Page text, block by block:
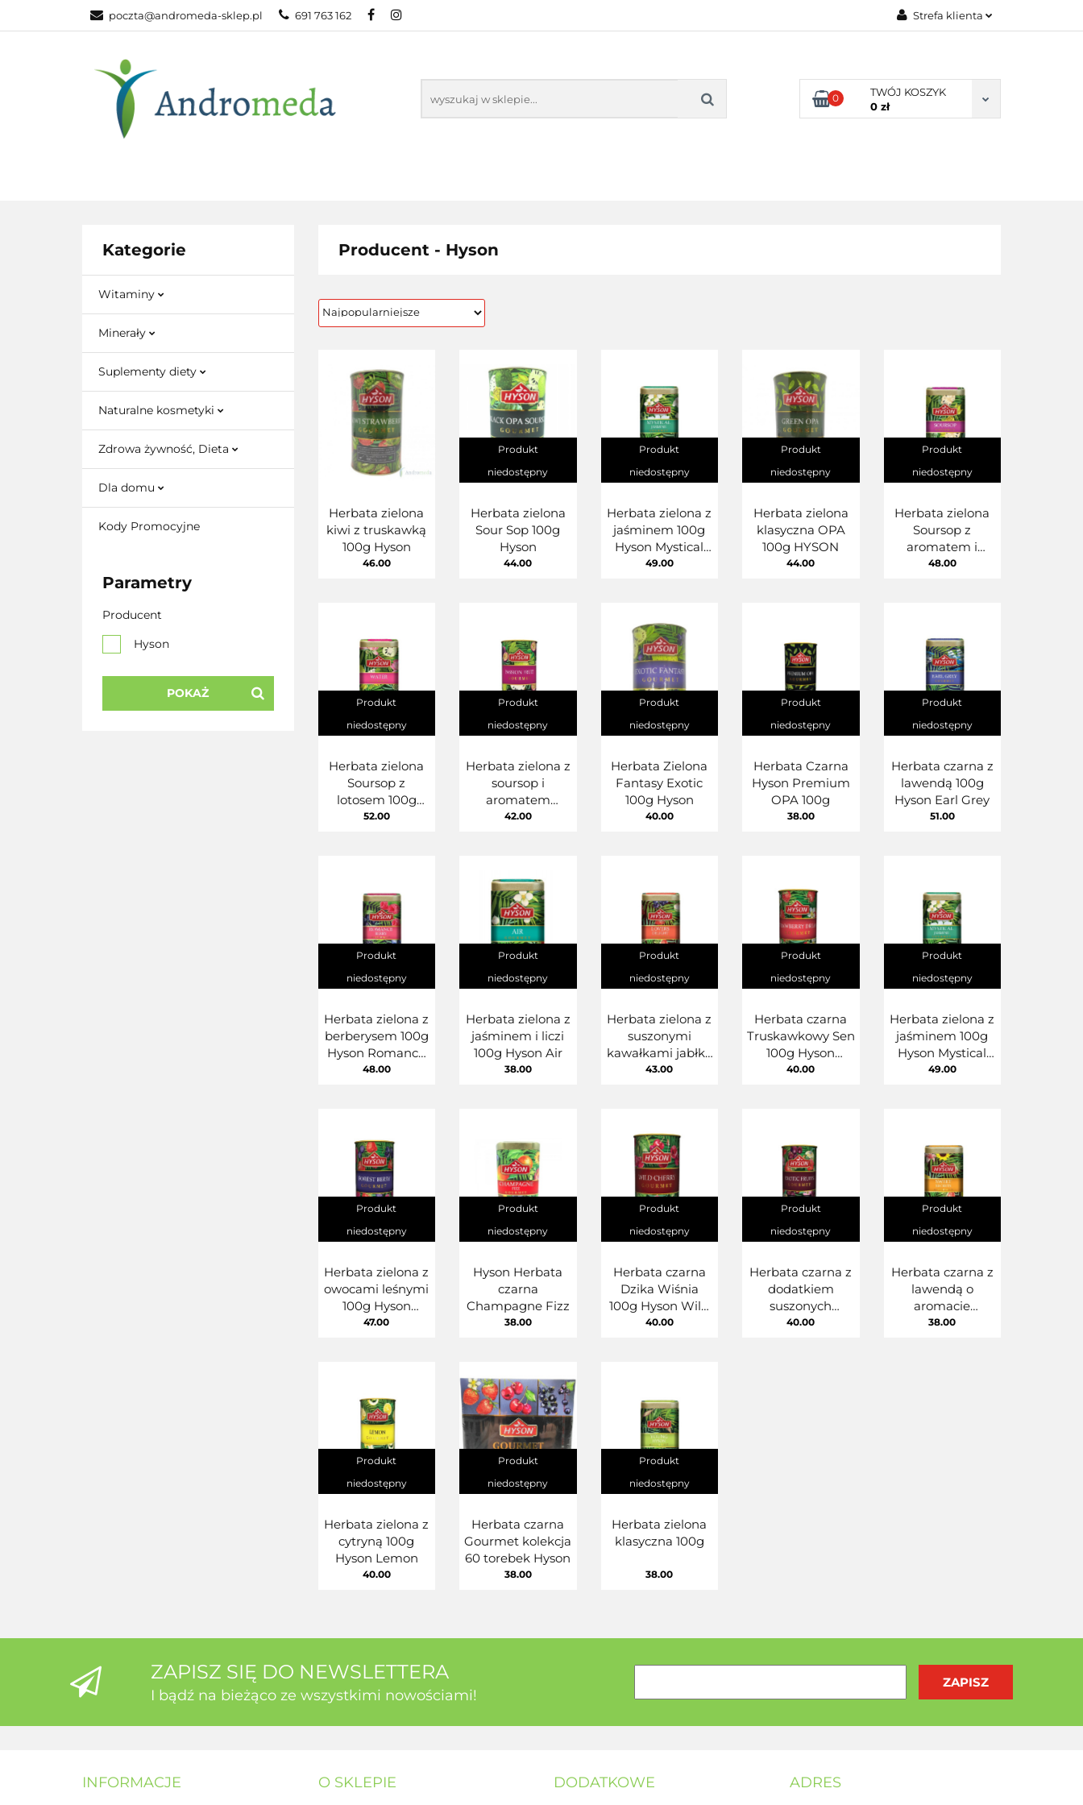
poczta@andromeda-sklep.pl 691 763 162 Strefa klienta
Zarejestruj się
Dodaj zgłoszenie
Zgody cookies
0
TWÓJ KOSZYK
0 zł
WITAMINY NATURALNE
DLA DOMU ZDROWA ŻYWNOŚĆ, DIETA
Kategorie
Witaminy
Minerały
Suplementy diety
Naturalne kosmetyki
Zdrowa żywność, Dieta
Dla domu
Kody Promocyjne
Parametry
Producent
Hyson
POKAŻ
Producent - Hyson
Herbata zielona
kiwi z truskawką
100g Hyson
46.00
Produkt
niedostępny
Herbata zielona
Sour Sop 100g
Hyson
44.00
Produkt
niedostępny
Herbata zielona z
jaśminem 100g
Hyson Mystical
Jasmine Gourmet
49.00
Produkt
niedostępny
Herbata zielona
klasyczna OPA
100g HYSON
44.00
Produkt
niedostępny
Herbata zielona
Soursop z
aromatem i
owocami
48.00
Produkt
niedostępny
Herbata zielona
Soursop z
lotosem 100g
Hyson Water
52.00
Produkt
niedostępny
Herbata zielona z
soursop i
aromatem
marakui 100g
42.00
Produkt
niedostępny
Herbata Zielona
Fantasy Exotic
100g Hyson
40.00
Produkt
niedostępny
Herbata Czarna
Hyson Premium
OPA 100g
38.00
Produkt
niedostępny
Herbata czarna z
lawendą 100g
Hyson Earl Grey
51.00
Produkt
niedostępny
Herbata zielona z
berberysem 100g
Hyson Romance
Berry
48.00
Produkt
niedostępny
Herbata zielona z
jaśminem i liczi
100g Hyson Air
38.00
Produkt
niedostępny
Herbata zielona z
suszonymi
kawałkami jabłka
truskawki 100g
43.00
Produkt
niedostępny
Herbata czarna
Truskawkowy Sen
100g Hyson
Strawberry
40.00
Produkt
niedostępny
Herbata zielona z
jaśminem 100g
Hyson Mystical
Jasmine Gourmet
49.00
Produkt
niedostępny
Herbata zielona z
owocami leśnymi
100g Hyson
Forest Berry
47.00
Produkt
niedostępny
Hyson Herbata
czarna
Champagne Fizz
38.00
Produkt
niedostępny
Herbata czarna
Dzika Wiśnia
100g Hyson Wild
Cherry
40.00
Produkt
niedostępny
Herbata czarna z
dodatkiem
suszonych
owoców
40.00
Produkt
niedostępny
Herbata czarna z
lawendą o
aromacie
bergamoty 100g
38.00
Produkt
niedostępny
Herbata zielona z
cytryną 100g
Hyson Lemon
40.00
Produkt
niedostępny
Herbata czarna
Gourmet kolekcja
60 torebek Hyson
38.00
Produkt
niedostępny
Herbata zielona
klasyczna 100g
38.00
ZAPISZ SIĘ DO NEWSLETTERA
I bądź na bieżąco ze wszystkimi nowościami!
INFORMACJE O SKLEPIE DODATKOWE ADRES